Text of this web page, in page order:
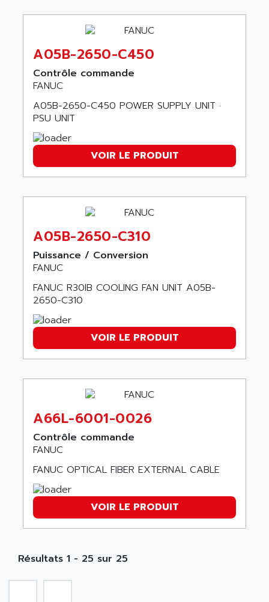
FRENIC
PUSH BUTTON PANEL
VT170
MENTOR II
EEA
CD1-K
SIMATIC MONITOR PANEL
LCD
SBS
PS316
PB100
PB 300 / PB 600
5000
SMC35
SCALANCE
SMC40
MIDIMASTER VECTOR
MIDIMASTER
SMC200
ADVANTYS TELEFAST
TELEFAST ABE7
AT
TC2000
MOVITRON
ALRO
ALSPA
ALSTHOM
ALSTHOM ATLANTIQUE
ALSTHOM PARVEX
ALSTOM
ALTER
ALTRAC AG
ALTRONICS
ALTRONIX
ALUTRON
ALX
AMADA
AMAREX
AMAT
AMBERSIL
AMBRESIL
AMC
AMD
AMDV
AMERICAN MEGATRENDS
AMERICAN MICROSEMICONDUCTOR
AMERICAN MICROSEMICONDUCTOR INC
AMERSHAM
A05B-2650-C450
Contrôle commande
FANUC
A05B-2650-C450 POWER SUPPLY UNIT ·
PSU UNIT
VOIR LE PRODUIT
A05B-2650-C310
Puissance / Conversion
FANUC
FANUC R30IB COOLING FAN UNIT A05B-
2650-C310
VOIR LE PRODUIT
A66L-6001-0026
Contrôle commande
FANUC
FANUC OPTICAL FIBER EXTERNAL CABLE
VOIR LE PRODUIT
Résultats 1 - 25 sur 25